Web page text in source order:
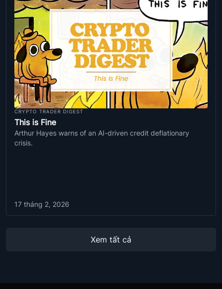
CRYPTO TRADER DIGEST
This is Fine
Arthur Hayes warns of an AI-driven credit deflationary
crisis.
17 tháng 2, 2026
Xem tất cả